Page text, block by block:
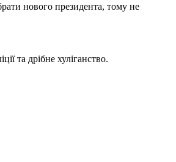
нового президента, тому не
та дрібне хуліганство.